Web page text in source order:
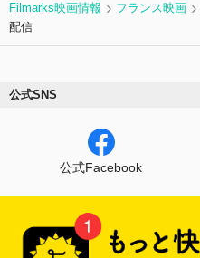
Filmarks映画情報 フランス映画
配信
公式SNS
公式Facebook